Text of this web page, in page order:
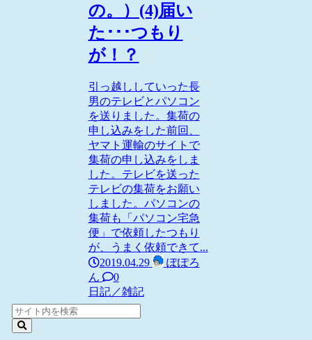
の。）(4)届い
た･･･つもり
が！？
引っ越ししていった長
男のテレビとパソコン
を送りました。集荷の
申し込みをした前回、
ヤマト運輸のサイトで
集荷の申し込みをしま
した。テレビを送った
テレビの集荷をお願い
しました。パソコンの
集荷も「パソコン宅急
便」で依頼したつもり
が、うまく依頼できて...
2019.04.29
ぽぽろ
ん
0
日記／雑記